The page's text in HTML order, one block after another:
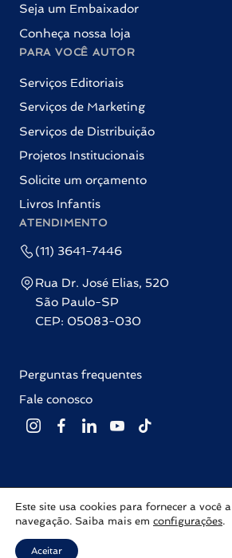
Seja um Embaixador
Conheça nossa loja
PARA VOCÊ AUTOR
Serviços Editoriais
Serviços de Marketing
Serviços de Distribuição
Projetos Institucionais
Solicite um orçamento
Livros Infantis
ATENDIMENTO
(11) 3641-7446
Rua Dr. José Elias, 520
São Paulo-SP
CEP: 05083-030
Perguntas frequentes
Fale conosco
Editora Labrador © 2026 Todos os direitos
privacidade
Este site usa cookies para fornecer a você
navegação. Saiba mais em configurações.
Aceitar